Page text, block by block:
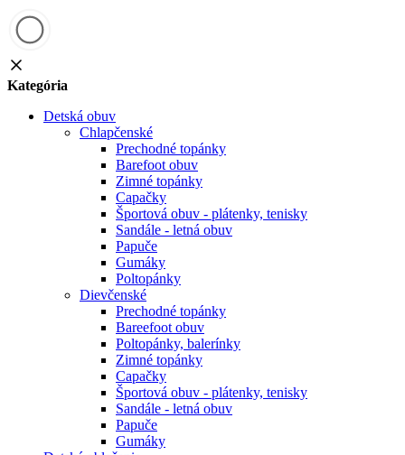
Kategória
Detská obuv
Chlapčenské
Prechodné topánky
Barefoot obuv
Zimné topánky
Capačky
Športová obuv - plátenky, tenisky
Sandále - letná obuv
Papuče
Gumáky
Poltopánky
Dievčenské
Prechodné topánky
Bareefoot obuv
Poltopánky, balerínky
Zimné topánky
Capačky
Športová obuv - plátenky, tenisky
Sandále - letná obuv
Papuče
Gumáky